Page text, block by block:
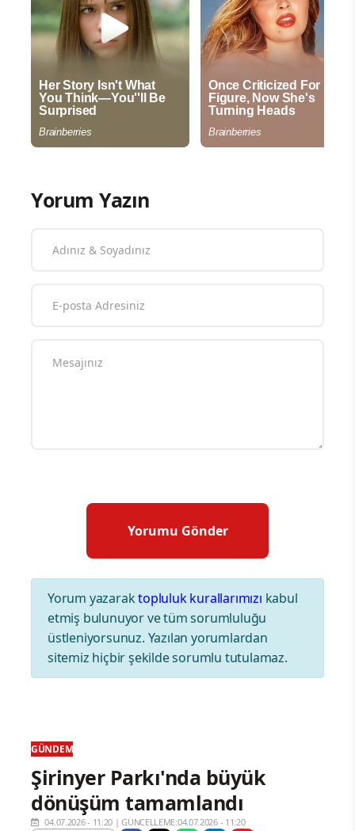
Yorum Yazın
Yorum yazaraktopluluk kurallarımızı kabul
etmiş bulunuyor ve tüm sorumluluğu
üstleniyorsunuz. Yazılan yorumlardan
sitemiz hiçbir şekilde sorumlu tutulamaz.
GÜNDEM
Şirinyer Parkı'nda büyük
dönüşüm tamamlandı
04.07.2026 - 11:20 |GÜNCELLEME:04.07.2026 - 11:20